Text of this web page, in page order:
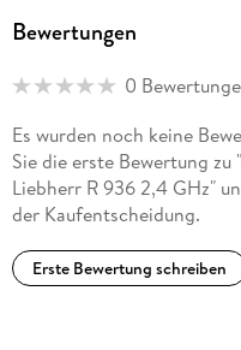
Herstelleradresse
info@jamara.com
Bewertungen
0
Es wurden noch keine
Sie die erste Bewertung zu
Liebherr R 936 2,4 GHz"
der Kaufentscheidung.
Erste Bewertung schreiben